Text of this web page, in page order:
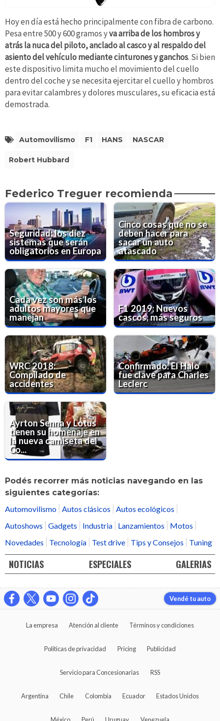
Hoy en día está hecho principalmente con fibra de carbono.
Pesa entre 500 y 600 gramos yva arriba de los hombros y
atrás la nuca del piloto, anclado al casco y al respaldo del
asiento del vehículo mediante cinturones y ganchos. Si bien
este dispositivo limita mucho el movimiento del cuello
dentro del coche y se necesita ejercitar el cuello y hombros
para evitar calambres y dolores musculares, su eficacia está
demostrada.
Automovilismo F1 HANS NASCAR
Robert Hubbard
Federico Treguer recomienda
Seguridad: los diez
sistemas que serán
obligatorios en Europa
Cinco cosas que no se
deben hacer para
sacar un auto
atascado
Cada vez son más los
adultos mayores que
manejan
F1 2019: Nuevos
cascos, más seguros
WRC 2018:
Compilado de
accidentes
Confirmado: El Halo
fue clave para Charles
Leclerc
Ayrton Senna y Lotus
tienen su homenaje en
la nueva camiseta del
Co...
Podés recorrer más noticias navegando en las
siguientes categorías:
Automovilismo
Autos clásicos
Autos ecológicos
Autoshows
Gadgets Industria Lanzamientos
Motos
Novedades
Tecnología Test drive Tips y Consejos Tuning
NOTICIAS ESPECIALES GALERIAS
Vendé tu auto
La empresa Atención al cliente Términos y condiciones
Políticas de privacidad Pricing Publicidad
Servicio para Concesionarias RSS
Argentina Chile Colombia Ecuador Estados Unidos